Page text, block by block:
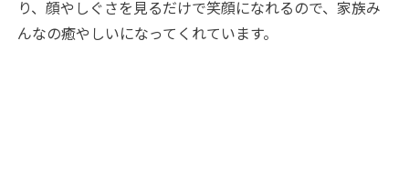
り、顔やしぐさを見るだけで笑顔になれるので、家族み
んなの癒やしいになってくれています。